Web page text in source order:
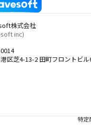
株式会社
inc)
区芝4-13-2 田町フロントビル
特定